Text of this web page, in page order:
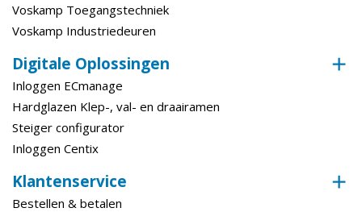
Voskamp Toegangstechniek
Voskamp Industriedeuren
Digitale Oplossingen
Inloggen ECmanage
Hardglazen Klep-, val- en draairamen
Steiger configurator
Inloggen Centix
Klantenservice
Bestellen & betalen